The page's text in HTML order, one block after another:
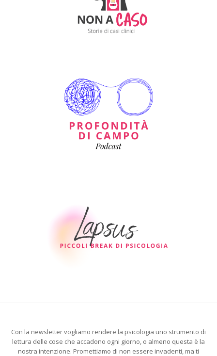
Con la newsletter vogliamo rendere la psicologia uno strumento di
lettura delle cose che accadono ogni giorno, o almeno questa è la
nostra intenzione. Promettiamo di non essere invadenti, ma ti